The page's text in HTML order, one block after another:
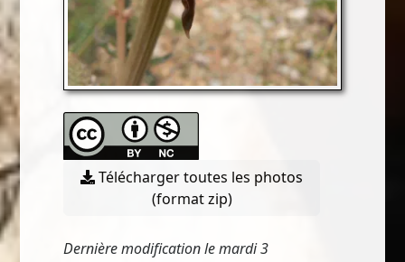
Télécharger toutes les photos
(format zip)
Dernière modification le mardi 3